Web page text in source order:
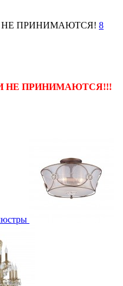
НЕ ПРИНИМАЮТСЯ! 8
НЕ ПРИНИМАЮТСЯ!!!